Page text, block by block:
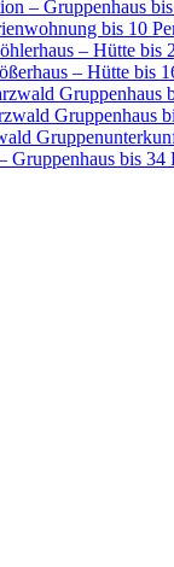
– Gruppenhaus
bis 10
– Hütte bis
– Hütte bis
Gruppenhaus
Gruppenhaus
Gruppenhaus bis 34